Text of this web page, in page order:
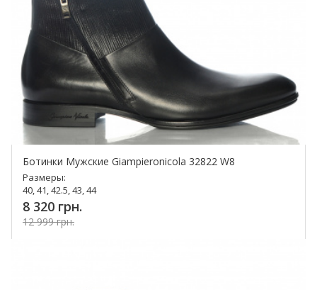
Ботинки Мужские Giampieronicola 32822 W8
Размеры:
40, 41, 42.5, 43, 44
8 320 грн.
12 999 грн.